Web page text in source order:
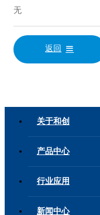
无
返回
关于和创
产品中心
行业应用
新闻中心